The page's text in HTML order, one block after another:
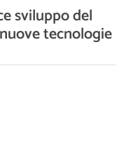
sviluppo del
tecnologie